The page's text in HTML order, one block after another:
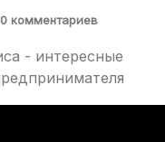
0 комментариев